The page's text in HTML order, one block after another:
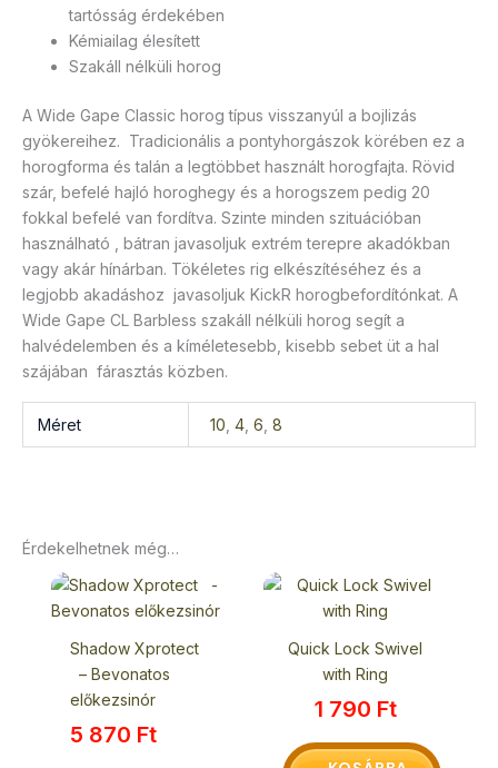
tartósság érdekében
Kémiailag élesített
Szakáll nélküli horog
A Wide Gape Classic horog típus visszanyúl a bojlizás
gyökereihez. Tradicionális a pontyhorgászok körében ez a
horogforma és talán a legtöbbet használt horogfajta. Rövid
szár, befelé hajló horoghegy és a horogszem pedig 20
fokkal befelé van fordítva. Szinte minden szituációban
használható , bátran javasoljuk extrém terepre akadókban
vagy akár hínárban. Tökéletes rig elkészítéséhez és a
legjobb akadáshoz javasoljuk KickR horogbefordítónkat. A
Wide Gape CL Barbless szakáll nélküli horog segít a
halvédelemben és a kíméletesebb, kisebb sebet üt a hal
szájában fárasztás közben.
Méret 10, 4, 6, 8
Érdekelhetnek még…
Shadow Xprotect
– Bevonatos
előkezsinór
5 870 Ft
Quick Lock Swivel
with Ring
1 790 Ft